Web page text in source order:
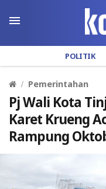
POLITIK
Pemerintahan
Pj Wali Kota
Karet Krueng
Rampung